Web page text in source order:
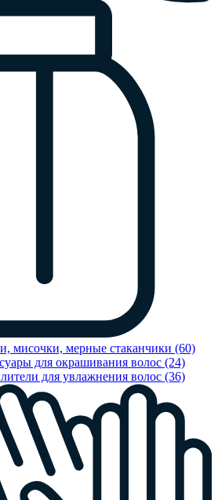
мисочки, мерные стаканчики (60)
для окрашивания волос (24)
для увлажнения волос (36)